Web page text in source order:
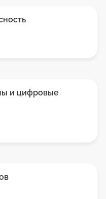
и цифровые